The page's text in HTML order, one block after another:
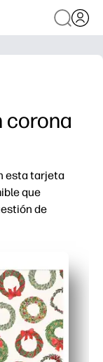
corona
esta tarjeta
que
de
ligera, recórtela
se
una estación
que necesite